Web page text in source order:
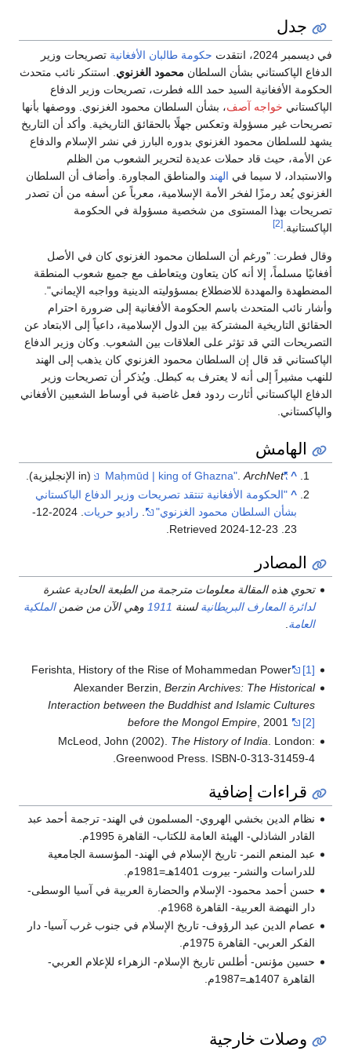
جدل
في ديسمبر 2024، انتقدت حكومة طالبان الأفغانية تصريحات وزير
الدفاع الپاكستاني بشأن السلطان محمود الغزنوي . استنكر نائب متحدث
الحكومة الأفغانية السيد حمد الله فطرت، تصريحات وزير الدفاع
الپاكستاني خواجه آصف، بشأن السلطان محمود الغزنوي. ووصفها بأنها
تصريحات غير مسؤولة وتعكس جهلًا بالحقائق التاريخية. وأكد أن التاريخ
يشهد للسلطان محمود الغزنوي بدوره البارز في نشر الإسلام والدفاع
عن الأمة، حيث قاد حملات عديدة لتحرير الشعوب من الظلم
والاستبداد، لا سيما في الهند والمناطق المجاورة. وأضاف أن السلطان
الغزنوي يُعد رمزًا لفخر الأمة الإسلامية، معرباً عن أسفه من أن تصدر
تصريحات بهذا المستوى من شخصية مسؤولة في الحكومة
الپاكستانية. [2]
وقال فطرت: "ورغم أن السلطان محمود الغزنوي كان في الأصل
أفغانيًا مسلماً، إلا أنه كان يتعاون ويتعاطف مع جميع شعوب المنطقة
المضطهدة والمهددة للاضطلاع بمسؤوليته الدينية وواجبه الإيماني".
وأشار نائب المتحدث باسم الحكومة الأفغانية إلى ضرورة احترام
الحقائق التاريخية المشتركة بين الدول الإسلامية، داعياً إلى الابتعاد عن
التصريحات التي قد تؤثر على العلاقات بين الشعوب. وكان وزير الدفاع
الپاكستاني قد قال إن السلطان محمود الغزنوي كان يذهب إلى الهند
للنهب مشيراً إلى أنه لا يعترف به كبطل. ويُذكر أن تصريحات وزير
الدفاع الپاكستاني أثارت ردود فعل غاضبة في أوساط الشعبين الأفغاني
والپاكستاني.
الهامش
^
"Maḥmūd | king of Ghazna"
.ArchNet
(in الإنجليزية).
^ "الحكومة الأفغانية تنتقد تصريحات وزير الدفاع الباكستاني
بشأن السلطان محمود الغزنوي"
راديو حريات
. 2024-12-
23
2024-12-23
المصادر
تحوي هذه المقالة معلومات مترجمة من الطبعة الحادية عشرة
لدائرة المعارف البريطانيةلسنة 1911 وهي الآن من ضمنالملكية
العامة
Ferishta, History of the Rise of Mohammedan Power
[1]
Alexander Berzin, Berzin Archives: The Historical
Interaction between the Buddhist and Islamic Cultures
before the Mongol Empire, 2001
[2]
McLeod, John (2002). The History of India . London:
Greenwood Press. ISBN-0-313-31459-4.
قراءات إضافية
نظام الدين بخشي الهروي- المسلمون في الهند- ترجمة أحمد عبد
القادر الشاذلي- الهيئة العامة للكتاب- القاهرة 1995م.
عبد المنعم النمر- تاريخ الإسلام في الهند- المؤسسة الجامعية
للدراسات والنشر- بيروت 1401هـ=1981م.
حسن أحمد محمود- الإسلام والحضارة العربية في آسيا الوسطى-
دار النهضة العربية- القاهرة 1968م.
عصام الدين عبد الرؤوف- تاريخ الإسلام في جنوب غرب آسيا- دار
الفكر العربي- القاهرة 1975م.
حسين مؤنس- أطلس تاريخ الإسلام- الزهراء للإعلام العربي-
القاهرة 1407هـ=1987م.
وصلات خارجية